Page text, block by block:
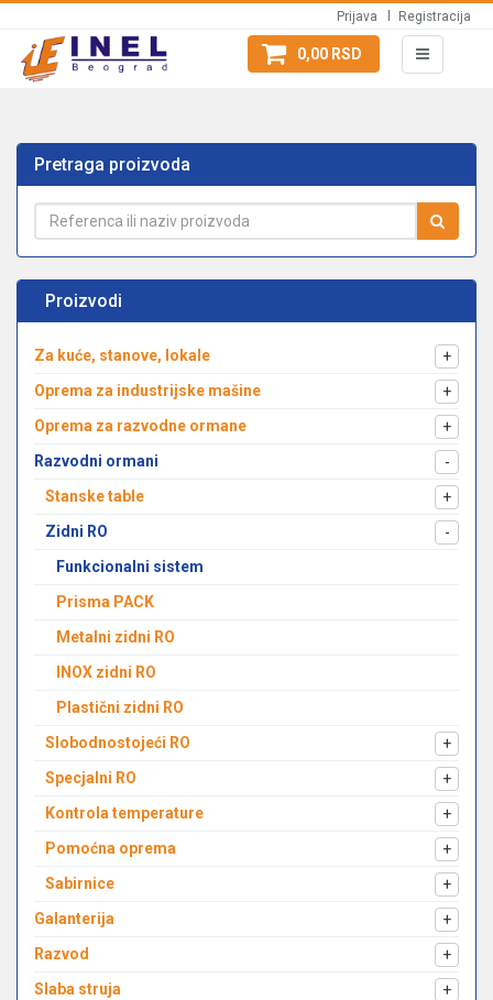
Prijava Registracija
0,00 RSD
Pretraga proizvoda
Proizvodi
Za kuće, stanove, lokale
+
Oprema za industrijske mašine
+
Oprema za razvodne ormane
+
Razvodni ormani
-
Stanske table
+
Zidni RO
-
Funkcionalni sistem
Prisma PACK
Metalni zidni RO
INOX zidni RO
Plastični zidni RO
Slobodnostojeći RO
+
Specjalni RO
+
Kontrola temperature
+
Pomoćna oprema
+
Sabirnice
+
Galanterija
+
Razvod
+
Slaba struja
+